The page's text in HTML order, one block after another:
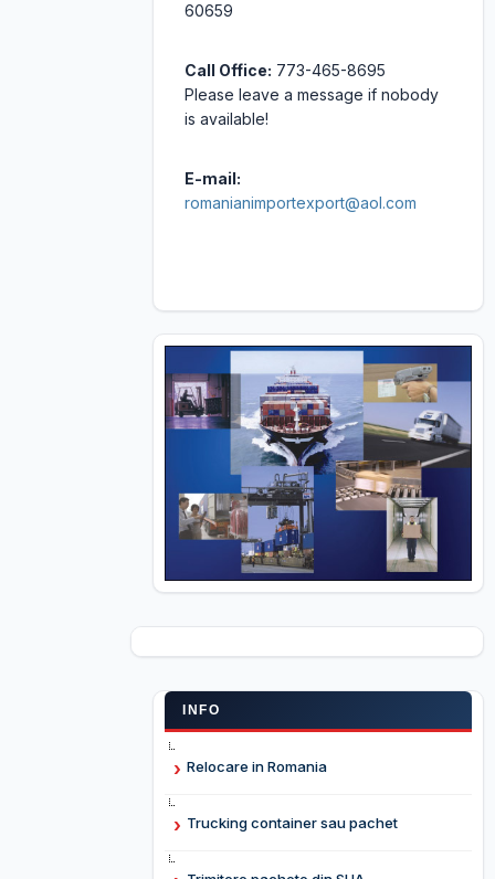
60659
Call Office: 773-465-8695
Please leave a message if nobody
is available!
E-mail:
romanianimportexport@aol.com
INFO
Relocare in Romania
Trucking container sau pachet